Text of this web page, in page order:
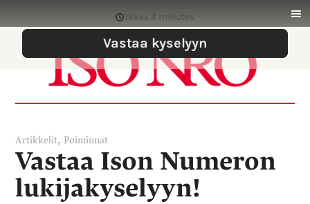
Artikkelit, Poiminnat
Vastaa Ison Numeron
lukijakyselyyn!